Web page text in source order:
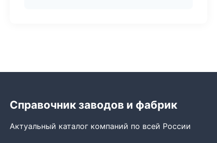
Справочник заводов и фабрик
Актуальный каталог компаний по всей России